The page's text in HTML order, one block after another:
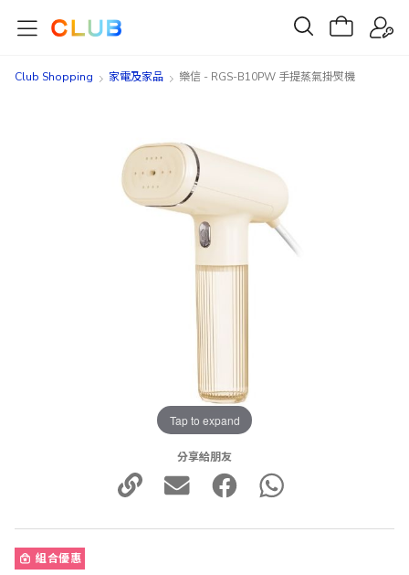
Club Shopping 家電及家品 樂信 - RGS-B10PW 手提蒸氣掛熨機
Tap to expand
分享給朋友
組合優惠